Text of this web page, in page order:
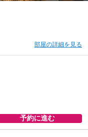
部屋の詳細を見る
予約に進む